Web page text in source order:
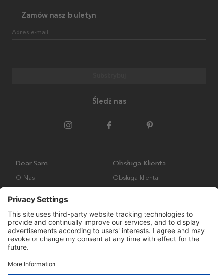
Zamów nasz biuletyn
Adres e-mail
Śledź nas
Dear Sam
O Nas
Obsługa Klienta
Obsługa klienta
Wysyłka i Dostawa